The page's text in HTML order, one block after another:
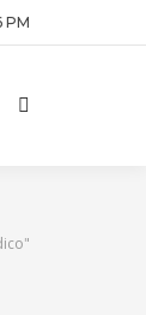
PM
Buscar: